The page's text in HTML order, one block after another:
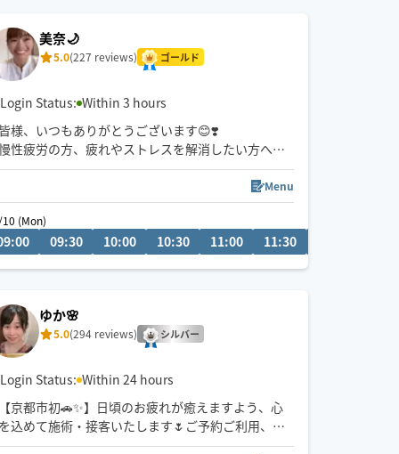
22:30 20:00 20:30 21:00 21:30
美奈🌙
5.0(227 reviews) ゴールド
Login Status: Within 3 hours
様、いつもありがとうございます😊❣️
性疲労の方、疲れやストレスを解消したい方へ🤲
番のおすすめはタイ式です🇹🇭✨
8月の営業日時】
10日…9〜18時
プロフィールご必読頂きますようお願いします🙇‍♀️
Menu
(Mon)
09:30 10:00 10:30 11:00 11:30
ゆか🌸
5.0(294 reviews) シルバー
Login Status: Within 24 hours
京都市初🚗✨】日頃のお疲れが癒えますよう、心
込めて施術・接客いたします🌷ご予約ご利用、心
りお待ちしております🌱